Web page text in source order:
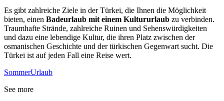
Es gibt zahlreiche Ziele in der Türkei, die Ihnen die Möglichkeit
bieten, einen Badeurlaub mit einem Kultururlaub zu verbinden.
Traumhafte Strände, zahlreiche Ruinen und Sehenswürdigkeiten
und dazu eine lebendige Kultur, die ihren Platz zwischen der
osmanischen Geschichte und der türkischen Gegenwart sucht. Die
Türkei ist auf jeden Fall eine Reise wert.
SommerUrlaub
See more